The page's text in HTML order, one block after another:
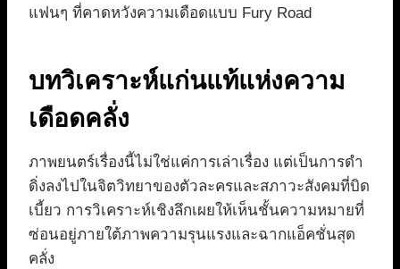
แฟนๆ ที่คาดหวังความเดือดแบบ Fury Road
บทวิเคราะห์แก่นแท้แห่งความ
เดือดคลั่ง
ภาพยนตร์เรื่องนี้ไม่ใช่แค่การเล่าเรื่อง แต่เป็นการดำ
ดิ่งลงไปในจิตวิทยาของตัวละครและสภาวะสังคมที่บิด
เบี้ยว การวิเคราะห์เชิงลึกเผยให้เห็นชั้นความหมายที่
ซ่อนอยู่ภายใต้ภาพความรุนแรงและฉากแอ็คชั่นสุด
คลั่ง